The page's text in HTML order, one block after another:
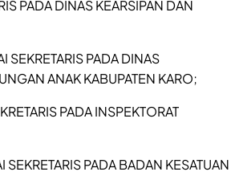
PADA DINAS KEARSIPAN DAN
SEKRETARIS PADA DINAS
ANAK KABUPATEN KARO;
PADA INSPEKTORAT
PADA BADAN KESATUAN